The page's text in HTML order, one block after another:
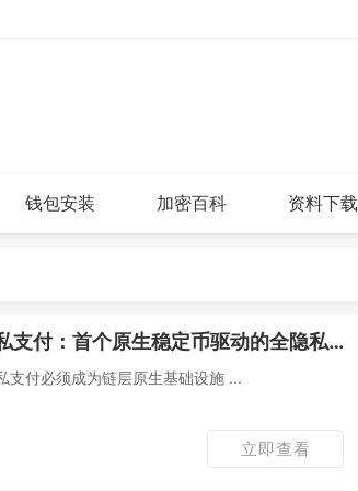
钱包安装 加密百科 资料下载
原生稳定币驱动的全隐私、可监管、高性能支付协议
本文由本分 x TX-SHIELD 联合撰写： 隐私支付必须成为链层原生基础设施 ...
立即查看